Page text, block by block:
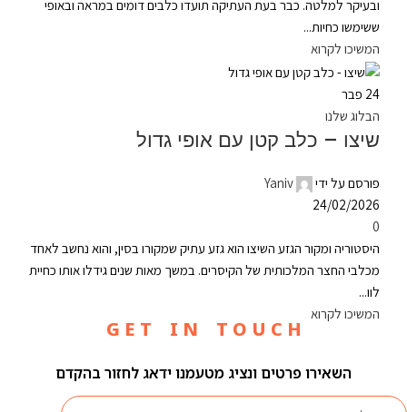
ובעיקר למלטה. כבר בעת העתיקה תועדו כלבים דומים במראה ובאופי
ששימשו כחיות...
המשיכו לקרוא
24 פבר
הבלוג שלנו
שיצו – כלב קטן עם אופי גדול
פורסם על ידי
Yaniv
24/02/2026
0
היסטוריה ומקור הגזע השיצו הוא גזע עתיק שמקורו בסין, והוא נחשב לאחד
מכלבי החצר המלכותית של הקיסרים. במשך מאות שנים גידלו אותו כחיית
לוו...
המשיכו לקרוא
G E T I N T O U C H
השאירו פרטים ונציג מטעמנו ידאג לחזור בהקדם